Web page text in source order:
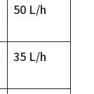
50 L/h
35 L/h